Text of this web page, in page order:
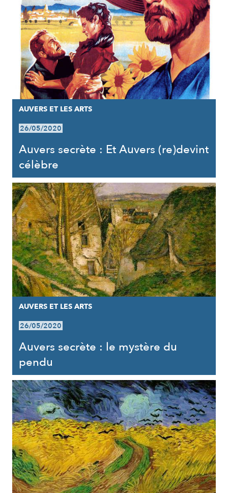
AUVERS ET LES ARTS
26/05/2020
Auvers secrète : Et Auvers (re)devint
célèbre
AUVERS ET LES ARTS
26/05/2020
Auvers secrète : le mystère du
pendu